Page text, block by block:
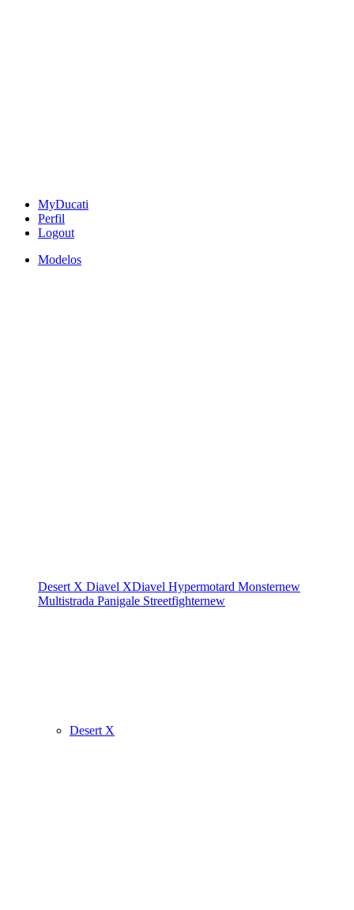
MyDucati
Perfil
Logout
Modelos
Desert X Diavel XDiavel Hypermotard Monsternew
Multistrada Panigale Streetfighternew
Desert X